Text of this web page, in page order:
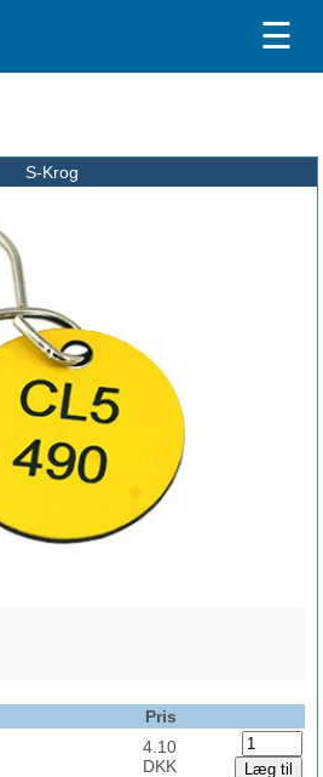
☰
S-Krog
Pris
4.10
DKK